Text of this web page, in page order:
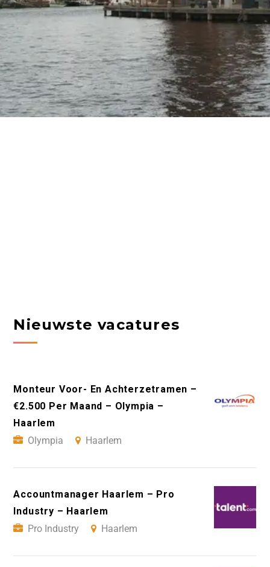
Nieuwste vacatures
Monteur Voor- En Achterzetramen –
€2.500 Per Maand – Olympia –
Haarlem
Olympia
Haarlem
Accountmanager Haarlem – Pro
Industry – Haarlem
Pro Industry
Haarlem